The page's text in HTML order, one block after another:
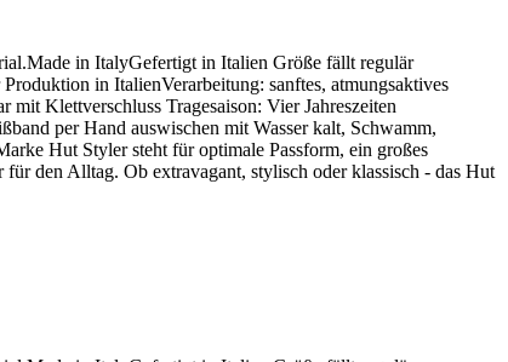
in ItalyGefertigt in Italien Größe fällt regulär
in ItalienVerarbeitung: sanftes, atmungsaktives
Klettverschluss Tragesaison: Vier Jahreszeiten
per Hand auswischen mit Wasser kalt, Schwamm,
Hut Styler steht für optimale Passform, ein großes
den Alltag. Ob extravagant, stylisch oder klassisch - das Hut